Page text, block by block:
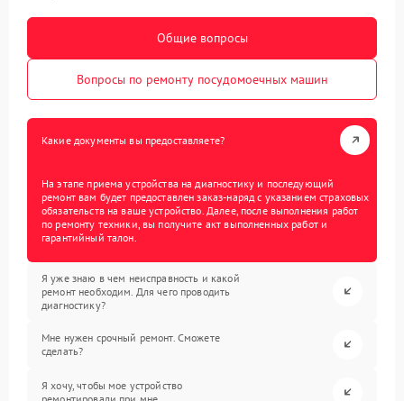
Общие вопросы
Вопросы по ремонту посудомоечных машин
Какие документы вы предоставляете?
На этапе приема устройства на диагностику и последующий
ремонт вам будет предоставлен заказ-наряд с указанием страховых
обязательств на ваше устройство. Далее, после выполнения работ
по ремонту техники, вы получите акт выполненных работ и
гарантийный талон.
Я уже знаю в чем неисправность и какой
ремонт необходим. Для чего проводить
диагностику?
Мне нужен срочный ремонт. Сможете
сделать?
Я хочу, чтобы мое устройство